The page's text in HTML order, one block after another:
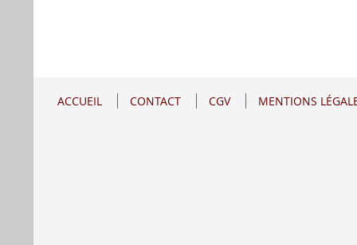
ACCUEIL CONTACT CGV MENTIONS